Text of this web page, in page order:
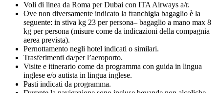
Voli di linea da Roma per Dubai con ITA Airways a/r.
Ove non diversamente indicato la franchigia bagaglio è la
seguente: in stiva kg 23 per persona– bagaglio a mano max 8
kg per persona (misure come da indicazioni della compagnia
aerea prevista).
Pernottamento negli hotel indicati o similari.
Trasferimenti da/per l’aeroporto.
Visite e itinerario come da programma con guida in lingua
inglese e/o autista in lingua inglese.
Pasti indicati da programma.